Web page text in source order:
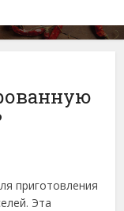
приготовления
Эта